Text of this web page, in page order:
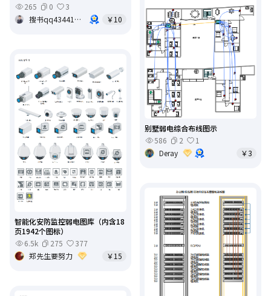
265
0
3
搜书qq434412359
￥10
别墅弱电综合布线图示
586
2
1
Deray
￥3
智能化安防监控弱电图库（内含18
页1942个图标）
6.5k
275
377
郑先生要努力
￥15